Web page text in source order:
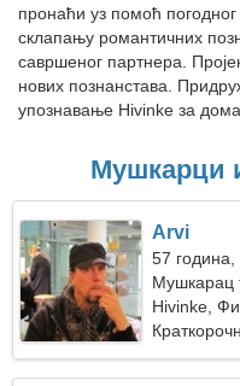
пронаћи уз помоћ
склапању романтичних
савршеног партнера.
нових познанстава.
упознавање Hivinke за
Мушкарци
Arvi
57 година,
Мушкарац
Hivinke,